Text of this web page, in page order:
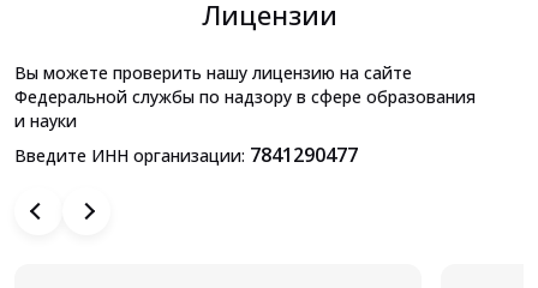
Лицензии
Вы можете проверить нашу лицензию на сайте
Федеральной службы по надзору в сфере образования
и науки
Введите ИНН организации: 7841290477